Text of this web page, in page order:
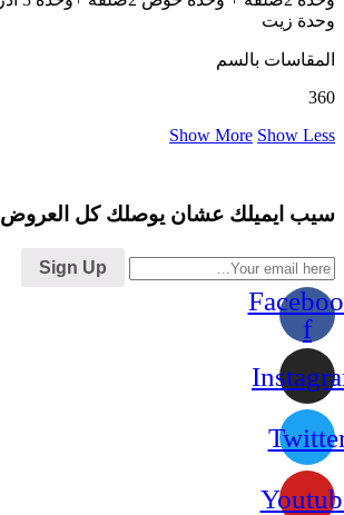
وحدة زيت
المقاسات بالسم
360
Show More Show Less
سيب ايميلك عشان يوصلك كل العروض
Sign Up
f